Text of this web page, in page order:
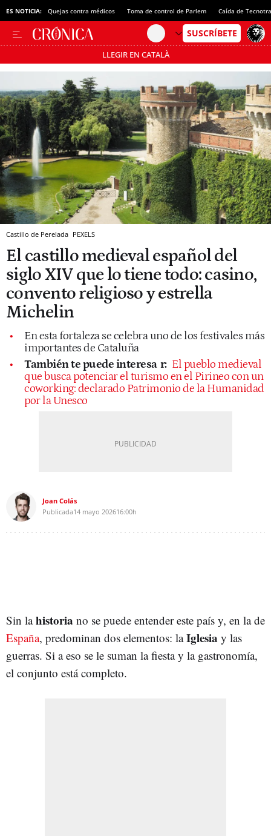
ES NOTICIA: Quejas contra médicos Toma de control de Parlem Caída de
LLEGIR EN CATALÀ
Pásate al MODO AHORRO
Castillo de Perelada PEXELS
El castillo medieval español del
siglo XIV que lo tiene todo: casino,
convento religioso y estrella
Michelin
En esta fortaleza se celebra uno de los festivales más
importantes de Cataluña
También te puede interesa r: El pueblo medieval
que busca potenciar el turismo en el Pirineo con un
coworking: declarado Patrimonio de la Humanidad
por la Unesco
Joan Colás
Publicada14 mayo 202616:00h
Sin lahistoria no se puede entender este país y, en la de
España, predominan dos elementos: laIglesia y las
guerras. Si a eso se le suman la fiesta y la gastronomía,
el conjunto está completo.